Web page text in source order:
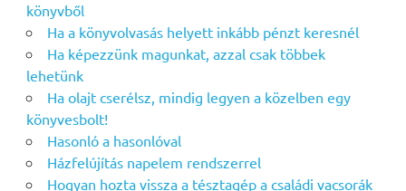
könyvből
Ha a könyvolvasás helyett inkább pénzt keresnél
Ha képezzünk magunkat, azzal csak többek
lehetünk
Ha olajt cserélsz, mindig legyen a közelben egy
könyvesbolt!
Hasonló a hasonlóval
Házfelújítás napelem rendszerrel
Hogyan hozta vissza a tésztagép a családi vacsorák